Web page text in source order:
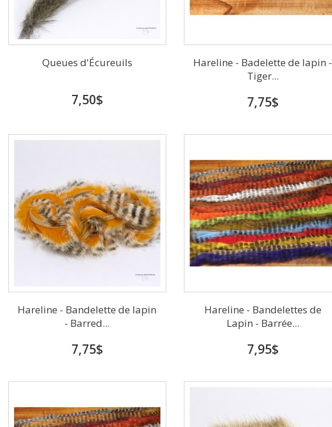
Queues d'Écureuils
7,50$
Hareline - Badelette de lapin -
Tiger...
7,75$
Hareline - Bandelette de lapin
- Barred...
7,75$
Hareline - Bandelettes de
Lapin - Barrée...
7,95$